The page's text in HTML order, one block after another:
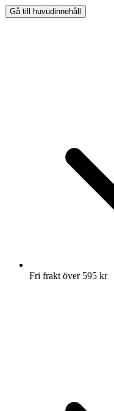
Gå till huvudinnehåll
Fri frakt över 595 kr